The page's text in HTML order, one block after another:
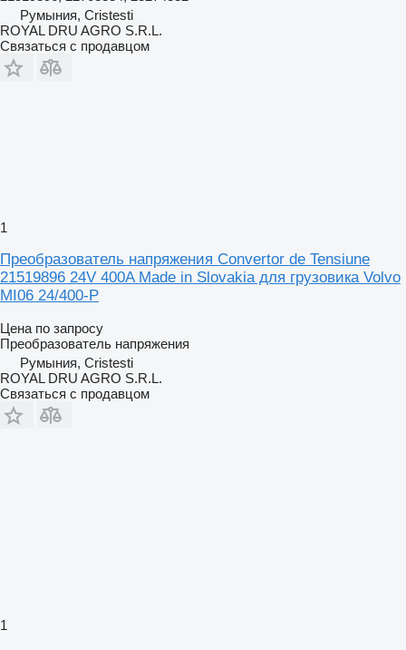
Румыния, Cristesti
ROYAL DRU AGRO S.R.L.
Связаться с продавцом
1
Преобразователь напряжения Convertor de Tensiune
21519896 24V 400A Made in Slovakia для грузовика Volvo
MI06 24/400-P
Цена по запросу
Преобразователь напряжения
Румыния, Cristesti
ROYAL DRU AGRO S.R.L.
Связаться с продавцом
1